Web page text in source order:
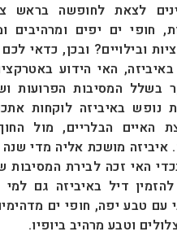
לצאת לחופשה בראש
חופי ים יפים ומרהיבים
ובילויים? ובכן, כדאי
האי הידוע
בשלל המסיבות הפרועות
נופש באיביזה לוקחות
האיים הבלריים, מול
מושכת אליה מדי שנה
האי זכה לבירת המסיבות
דיל באיביזה גם
עם טבע יפה, חופי ים
וטבע מרהיב ביופיו.